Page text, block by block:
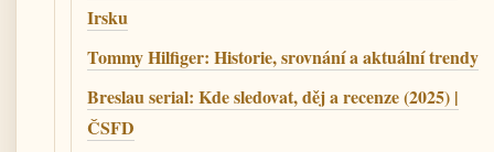
Irsku
Tommy Hilfiger: Historie, srovnání a aktuální trendy
Breslau serial: Kde sledovat, děj a recenze (2025) |
ČSFD